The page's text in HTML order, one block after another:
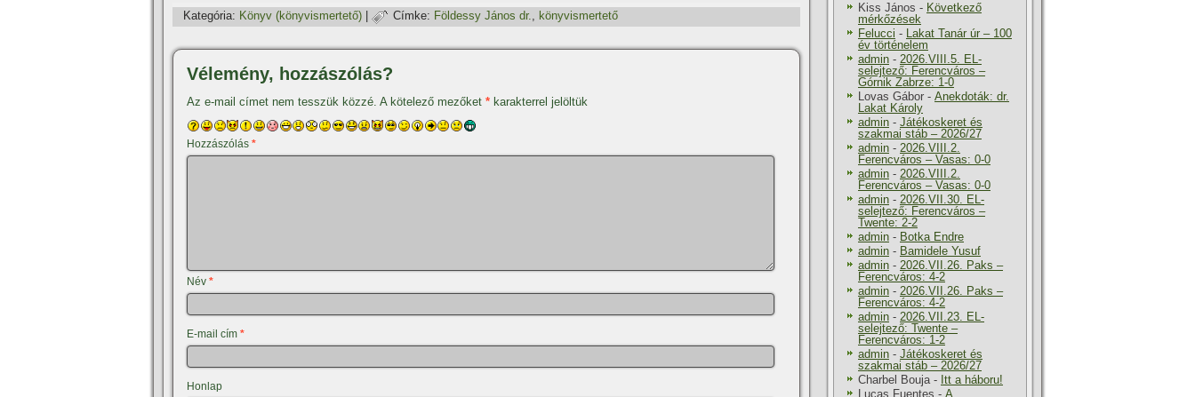
Kategória: Könyv (könyvismertető) Címke: Földessy János dr., könyvismertető
Vélemény, hozzászólás?
Az e-mail címet nem tesszük közzé. A kötelező mezőket * karakterrel jelöltük
Hozzászólás *
Név *
E-mail cím *
Honlap
Kiss János - Következő
mérkőzések
Felucci - Lakat Tanár úr – 100
év történelem
admin - 2026.VIII.5. EL-
selejtező: Ferencváros –
Górnik Zabrze: 1-0
Lovas Gábor - Anekdoták: dr.
Lakat Károly
admin - Játékoskeret és
szakmai stáb – 2026/27
admin - 2026.VIII.2.
Ferencváros – Vasas: 0-0
admin - 2026.VIII.2.
Ferencváros – Vasas: 0-0
admin - 2026.VII.30. EL-
selejtező: Ferencváros –
Twente: 2-2
admin - Botka Endre
admin - Bamidele Yusuf
admin - 2026.VII.26. Paks –
Ferencváros: 4-2
admin - 2026.VII.26. Paks –
Ferencváros: 4-2
admin - 2026.VII.23. EL-
selejtező: Twente –
Ferencváros: 1-2
admin - Játékoskeret és
szakmai stáb – 2026/27
Charbel Bouja- Itt a háboru!
Lucas Fuentes - A